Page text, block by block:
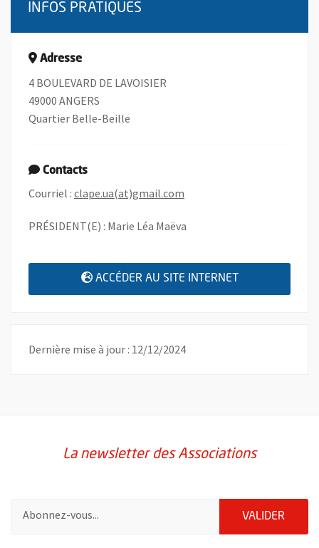
INFOS PRATIQUES
Adresse
4 BOULEVARD DE LAVOISIER
49000 ANGERS
Quartier Belle-Beille
Contacts
Courriel : clape.ua(at)gmail.com
PRÉSIDENT(E) : Marie Léa Maëva
ACCÉDER AU SITE INTERNET , OUVRE UNE
Dernière mise à jour : 12/12/2024
La newsletter des Associations
VALIDER